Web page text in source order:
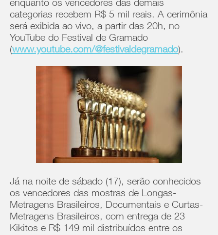
enquanto os vencedores das demais
categorias recebem R$ 5 mil reais. A cerimônia
será exibida ao vivo, a partir das 20h, no
YouTube do Festival de Gramado
(www.youtube.com/@festivaldegramado).
Já na noite de sábado (17), serão conhecidos
os vencedores das mostras de Longas-
Metragens Brasileiros, Documentais e Curtas-
Metragens Brasileiros, com entrega de 23
Kikitos e R$ 149 mil distribuídos entre os